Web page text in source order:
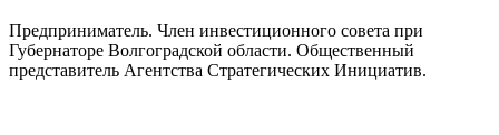
Предприниматель. Член инвестиционного совета при
Губернаторе Волгоградской области. Общественный
представитель Агентства Стратегических Инициатив.